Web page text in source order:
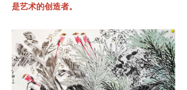
是艺术的创造者。